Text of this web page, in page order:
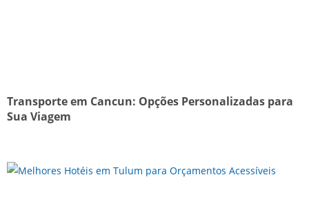
Transporte em Cancun: Opções Personalizadas para
Sua Viagem